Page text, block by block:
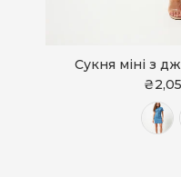
Сукня міні з